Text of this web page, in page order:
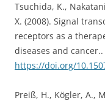
Tsuchida, K.,
X. (2008). Signal
receptors as a
diseases and cancer..
https://doi.org/
Preiß, H., Kögler, A.,